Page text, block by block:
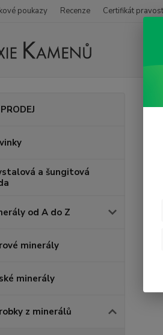
poukazy Recenze Certifikát
a šungitová
od A do Z
minerály
minerály
z minerálů